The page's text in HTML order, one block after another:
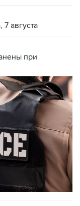
августа
при